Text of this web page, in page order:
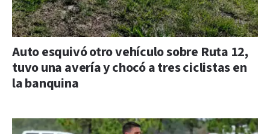
Auto esquivó otro vehículo sobre Ruta 12,
tuvo una avería y chocó a tres ciclistas en
la banquina